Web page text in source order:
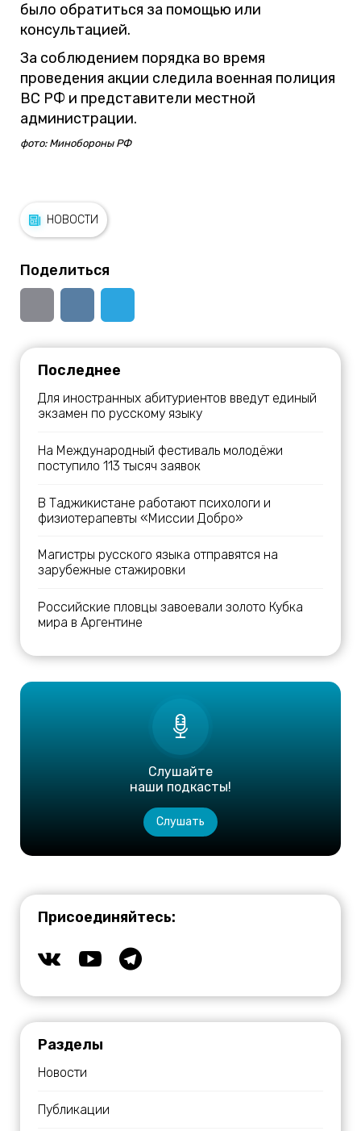
было обратиться за помощью или
консультацией.
За соблюдением порядка во время
проведения акции следила военная полиция
ВС РФ и представители местной
администрации.
фото: Минобороны РФ
НОВОСТИ
Поделиться
Последнее
Для иностранных абитуриентов введут единый
экзамен по русскому языку
На Международный фестиваль молодёжи
поступило 113 тысяч заявок
В Таджикистане работают психологи и
физиотерапевты «Миссии Добро»
Магистры русского языка отправятся на
зарубежные стажировки
Российские пловцы завоевали золото Кубка
мира в Аргентине
Слушайте
наши подкасты!
Слушать
Присоединяйтесь:
Разделы
Новости
Публикации